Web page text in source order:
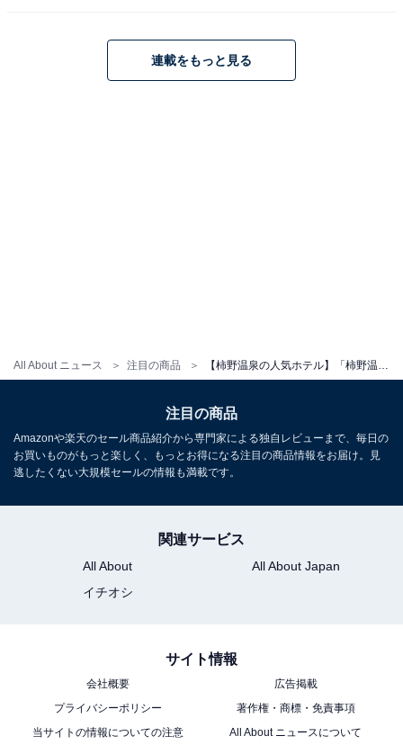
All About ニュース 注目の商品
交通手段：中央自動車道：多治見IC、土岐IC、瑞浪ICよ
り車で30分／東海環状自動車道：せと品野IC、土岐南多
※プランにより時間が異なる可能性があります
※掲載されている情報は記事公開時のものです。あらか
じめご了承ください。
また、記事中の宿泊プランを予約すると、売上の一部が
【たら竹崎温泉の人気ホテル】「たら竹崎温泉
海上館」が選ばれる理由
連載をもっと見る
注目の商品
Amazonや楽天のセール商品紹介から専門家による独自レビューまで、毎日の
お買いものがもっと楽しく、もっとお得になる注目の商品情報をお届け。見
逃したくない大規模セールの情報も満載です。
関連サービス
All About
All About Japan
イチオシ
サイト情報
会社概要
広告掲載
プライバシーポリシー
著作権・商標・免責事項
当サイトの情報についての注意
All About ニュースについて